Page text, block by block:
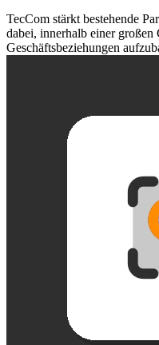
TecCom stärkt bestehende
dabei, innerhalb einer großen
Geschäftsbeziehungen